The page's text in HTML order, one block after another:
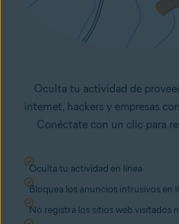
Oculta tu actividad de
internet, hackers y empresas
Conéctate con un clic para
Oculta tu actividad en línea
Bloquea los anuncios intrusivos en
No registra los sitios web visitados